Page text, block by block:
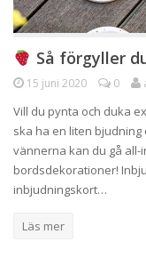
Så förgyller
15 juni 2020 0
Vill du pynta och duka
ska ha en liten
vännerna kan du gå
bordsdekorationer!
inbjudningskort…
Läs mer